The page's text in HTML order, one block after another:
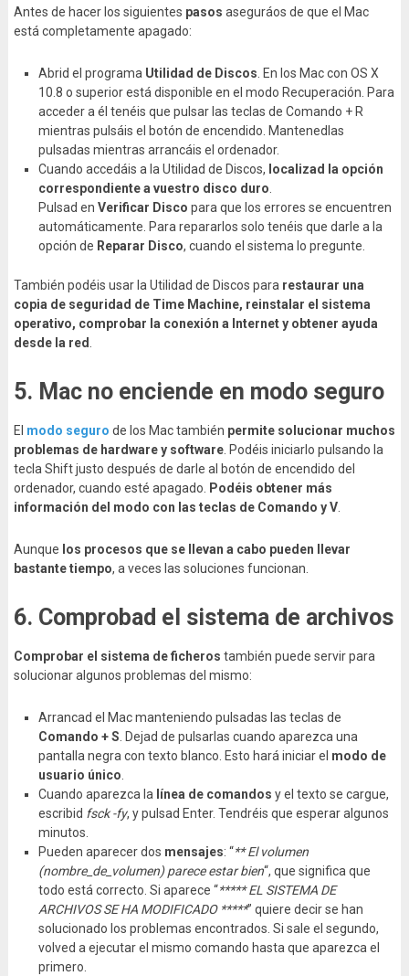
Antes de hacer los siguientes pasos aseguráos de que el Mac
está completamente apagado:
Abrid el programa Utilidad de Discos. En los Mac con OS X
10.8 o superior está disponible en el modo Recuperación. Para
acceder a él tenéis que pulsar las teclas de Comando + R
mientras pulsáis el botón de encendido. Mantenedlas
pulsadas mientras arrancáis el ordenador.
Cuando accedáis a la Utilidad de Discos, localizad la opción
correspondiente a vuestro disco duro.
Pulsad en Verificar Disco para que los errores se encuentren
automáticamente. Para repararlos solo tenéis que darle a la
opción de Reparar Disco, cuando el sistema lo pregunte.
También podéis usar la Utilidad de Discos para restaurar una
copia de seguridad de Time Machine, reinstalar el sistema
operativo, comprobar la conexión a Internet y obtener ayuda
desde la red.
5. Mac no enciende en modo seguro
El modo seguro de los Mac también permite solucionar muchos
problemas de hardware y software. Podéis iniciarlo pulsando la
tecla Shift justo después de darle al botón de encendido del
ordenador, cuando esté apagado. Podéis obtener más
información del modo con las teclas de Comando y V.
Aunque los procesos que se llevan a cabo pueden llevar
bastante tiempo, a veces las soluciones funcionan.
6. Comprobad el sistema de archivos
Comprobar el sistema de ficheros también puede servir para
solucionar algunos problemas del mismo:
Arrancad el Mac manteniendo pulsadas las teclas de
Comando + S. Dejad de pulsarlas cuando aparezca una
pantalla negra con texto blanco. Esto hará iniciar el modo de
usuario único.
Cuando aparezca la línea de comandos y el texto se cargue,
escribid fsck -fy, y pulsad Enter. Tendréis que esperar algunos
minutos.
Pueden aparecer dos mensajes: “** El volumen
(nombre_de_volumen) parece estar bien“, que significa que
todo está correcto. Si aparece “***** EL SISTEMA DE
ARCHIVOS SE HA MODIFICADO *****” quiere decir se han
solucionado los problemas encontrados. Si sale el segundo,
volved a ejecutar el mismo comando hasta que aparezca el
primero.